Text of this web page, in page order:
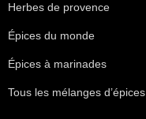
Herbes de provence
Épices du monde
Épices à marinades
Tous les mélanges d’épices